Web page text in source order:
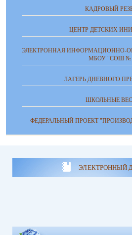
КАДРОВЫЙ
ЦЕНТР ДЕТСКИХ
ЭЛЕКТРОННАЯ ИНФОРМАЦИОННО-
МБОУ "СОШ №
ЛАГЕРЬ ДНЕВНОГО
ШКОЛЬНЫЕ
ФЕДЕРАЛЬНЫЙ ПРОЕКТ
ЭЛЕКТРОННЫЙ